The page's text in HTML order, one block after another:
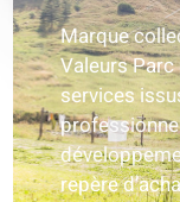
Marque
Valeurs
services
repère